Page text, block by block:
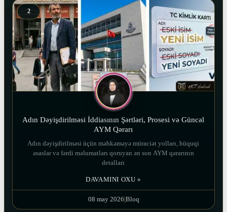
2
Adın Dəyişdirilməsi İddiasının Şərtləri, Prosesi və Güncəl
AYM Qərarı
Adın dəyişdirilməsi üçün məhkəməyə müraciət yolları, hüquqi
əsaslar və fərdi məlumatları qoruyan ən son AYM qərarının
detalları
DAVAMINI OXU »
08 may 2026|Bloq